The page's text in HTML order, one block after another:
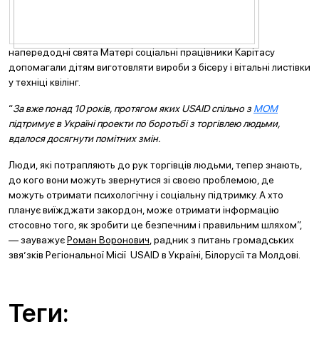
напередодні свята Матері соціальні працівники Карітасу
допомагали дітям виготовляти вироби з бісеру і вітальні листівки
у техніці квілінг.
“За вже понад 10 років, протягом яких USAID спільно з МОМ
підтримує в Україні проекти по боротьбі з торгівлею людьми,
вдалося досягнути помітних змін.
Люди, які потрапляють до рук торгівців людьми, тепер знають,
до кого вони можуть звернутися зі своєю проблемою, де
можуть отримати психологічну і соціальну підтримку. А хто
планує виїжджати закордон, може отримати інформацію
стосовно того, як зробити це безпечним і правильним шляхом”,
— зауважуєРоман Воронович , радник з питань громадських
звя’зків Регіональної Місії USAID в Україні, Білорусії та Молдові.
Теги: